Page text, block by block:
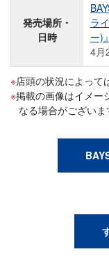
発売場所・
日時
ラ
ー)』
4月
店頭の状況によって
掲載の画像はイメー
なる場合がございま